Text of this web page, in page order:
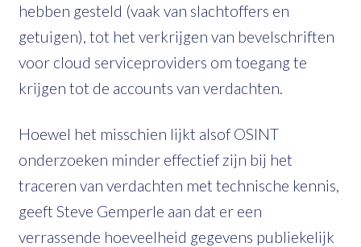
hebben gesteld (vaak van slachtoffers en
getuigen), tot het verkrijgen van bevelschriften
voor cloud serviceproviders om toegang te
krijgen tot de accounts van verdachten.
Hoewel het misschien lijkt alsof OSINT
onderzoeken minder effectief zijn bij het
traceren van verdachten met technische kennis,
geeft Steve Gemperle aan dat er een
verrassende hoeveelheid gegevens publiekelijk